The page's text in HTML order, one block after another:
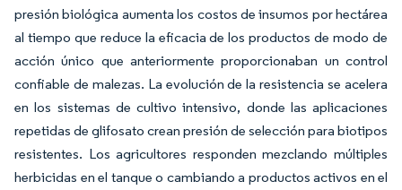
presión biológica aumenta los costos de insumos por hectárea
al tiempo que reduce la eficacia de los productos de modo de
acción único que anteriormente proporcionaban un control
confiable de malezas. La evolución de la resistencia se acelera
en los sistemas de cultivo intensivo, donde las aplicaciones
repetidas de glifosato crean presión de selección para biotipos
resistentes. Los agricultores responden mezclando múltiples
herbicidas en el tanque o cambiando a productos activos en el